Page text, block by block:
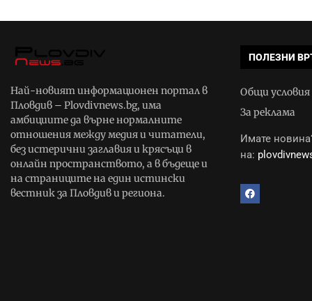
Най-новият информационен портал в
Пловдив – Plovdivnews.bg, има
амбициите да върне нормалните
отношения между медия и читатели,
без истерични заглавия и крясъци в
онлайн пространството, а в бъдеще и
на страниците на един истински
вестник за Пловдив и региона.
ПОЛЕЗНИ
Общи условия
За реклама
Имате
на: